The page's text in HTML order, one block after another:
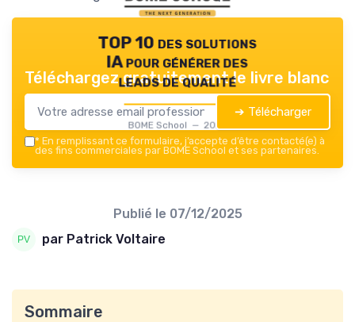
TOP 10 des solutions
IA pour générer des
leads de qualité
BOME School — 2026
Téléchargez gratuitement le livre blanc
➔ Télécharger
* En remplissant ce formulaire, j’accepte d’être contacté(e) à
des fins commerciales par BOME School et ses partenaires.
Publié le 07/12/2025
par Patrick Voltaire
Sommaire